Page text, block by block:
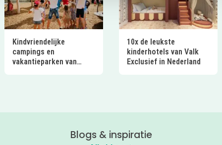
Kindvriendelijke
campings en
vakantieparken van
10x de leukste
kinderhotels van Valk
Exclusief in Nederland
Blogs & inspiratie